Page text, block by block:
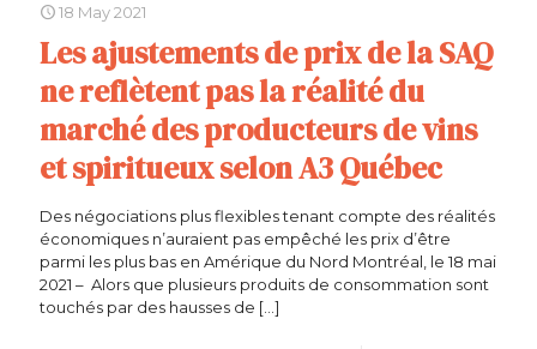
18 May 2021
Les ajustements de prix de la SAQ
ne reflètent pas la réalité du
marché des producteurs de vins
et spiritueux selon A3 Québec
Des négociations plus flexibles tenant compte des réalités
économiques n’auraient pas empêché les prix d’être
parmi les plus bas en Amérique du Nord Montréal, le 18 mai
2021 – Alors que plusieurs produits de consommation sont
touchés par des hausses de […]